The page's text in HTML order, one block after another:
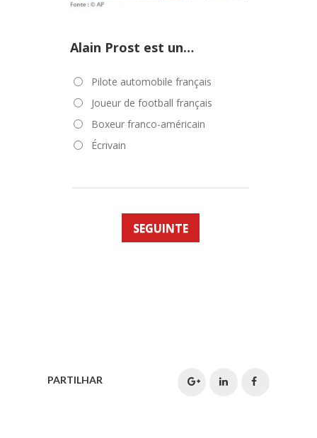
Alain Prost est un…
Pilote automobile français
Joueur de football français
Boxeur franco-américain
Écrivain
SEGUINTE
PARTILHAR